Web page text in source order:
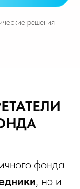
решения
фонда
, но и